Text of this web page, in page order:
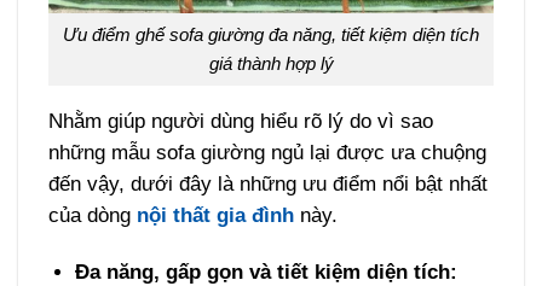
Ưu điểm ghế sofa giường đa năng, tiết kiệm diện tích
giá thành hợp lý
Nhằm giúp người dùng hiểu rõ lý do vì sao
những mẫu sofa giường ngủ lại được ưa chuộng
đến vậy, dưới đây là những ưu điểm nổi bật nhất
của dòng nội thất gia đình này.
Đa năng, gấp gọn và tiết kiệm diện tích: